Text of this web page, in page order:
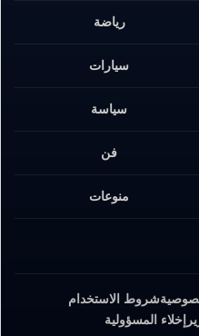
رياضة
سيارات
سياسة
فن
منوعات
شروط الاستخدام
إخلاء المسؤولية